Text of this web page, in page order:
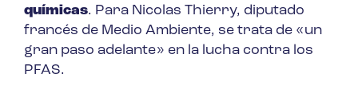
químicas. Para Nicolas Thierry, diputado
francés de Medio Ambiente, se trata de «un
gran paso adelante» en la lucha contra los
PFAS.